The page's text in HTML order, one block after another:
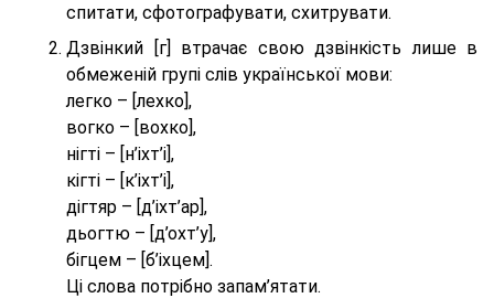
спитати, сфотографувати, схитрувати.
Дзвінкий [г] втрачає свою дзвінкість лише в
обмеженій групі слів української мови:
легко – [лехко],
вогко – [вохко],
нігті – [н’іхт’і],
кігті – [к’іхт’і],
дігтяр – [д’іхт’ар],
дьогтю – [д’охт’у],
бігцем – [б’іхцем].
Ці слова потрібно запам’ятати.